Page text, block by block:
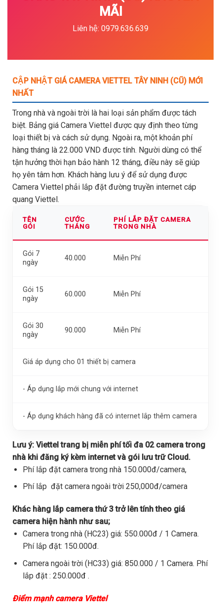
MÃI
Liên hệ: 0979.636.639
CẬP NHẬT GIÁ CAMERA VIETTEL TÂY NINH (CŨ) MỚI
NHẤT
Trong nhà và ngoài trời là hai loại sản phẩm được tách
biệt. Bảng giá Camera Viettel được quy định theo từng
loại thiết bị và cách sử dụng. Ngoài ra, một khoản phí
hàng tháng là 22.000 VND được tính. Người dùng có thể
tận hưởng thời hạn bảo hành 12 tháng, điều này sẽ giúp
họ yên tâm hơn. Khách hàng lưu ý để sử dụng được
Camera Viettel phải lắp đặt đường truyền internet cáp
quang Viettel.
TÊN
GÓI
CƯỚC
THÁNG
PHÍ LẮP ĐẶT CAMERA
TRONG NHÀ
Gói 7
ngày
40.000 Miễn Phí
Gói 15
ngày
60.000 Miễn Phí
Gói 30
ngày
90.000 Miễn Phí
Giá áp dụng cho 01 thiết bị camera
- Áp dụng lắp mới chung với internet
- Áp dụng khách hàng đã có internet lắp thêm camera
Lưu ý: Viettel trang bị miễn phí tối đa 02 camera trong
nhà khi đăng ký kèm internet và gói lưu trữ Cloud.
Phí lắp đặt camera trong nhà 150.000đ/camera,
Phí lắp đặt camera ngoài trời 250,000đ/camera
Khác hàng lắp camera thứ 3 trở lên tính theo giá
camera hiện hành như sau;
Camera trong nhà (HC23) giá: 550.000đ / 1 Camera.
Phí lắp đặt: 150.000đ.
Camera ngoài trời (HC33) giá: 850.000 / 1 Camera. Phí
lắp đặt : 250.000đ .
Điểm mạnh camera Viettel